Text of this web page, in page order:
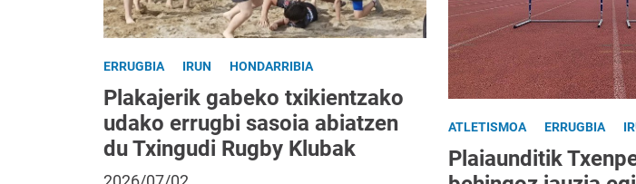
ERRUGBIA IRUN HONDARRIBIA
Plakajerik gabeko txikientzako
udako errugbi sasoia abiatzen
du Txingudi Rugby Klubak
ATLETISMOA ERRUGBIA
Plaiaunditik